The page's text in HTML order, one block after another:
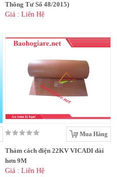
Thông Tư Số 48/2015)
Giá : Liên Hệ
Mua Hàng
Thảm cách điện 22KV VICADI dài
hơn 9M
Giá : Liên Hệ